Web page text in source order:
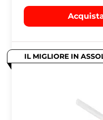
IL MIGLIORE IN